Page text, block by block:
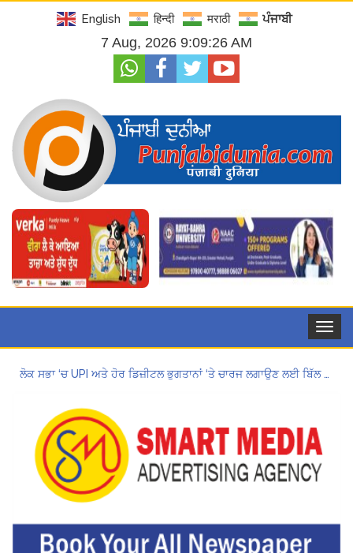
English हिन्दी मराठी ਪੰਜਾਬੀ
7 Aug, 2026 9:09:28 AM
Toggle
ਲੋਕ ਸਭਾ ‘ਚ UPI ਅਤੇ ਹੋਰ ਡਿਜ਼ੀਟਲ ਭੁਗਤਾਨਾਂ ‘ਤੇ ਚਾਰਜ ਲਗਾਉਣ ਲਈ ਬਿੱਲ ਪਾਸ
Hukamnama Sri Darbar Sahib, Amritsar – Punjabi Dunia
Hukamnama Sri Darbar Sahib, Amritsar – Punjabi Dunia